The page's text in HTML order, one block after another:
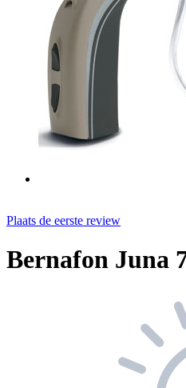
Plaats de eerste review
Bernafon Juna